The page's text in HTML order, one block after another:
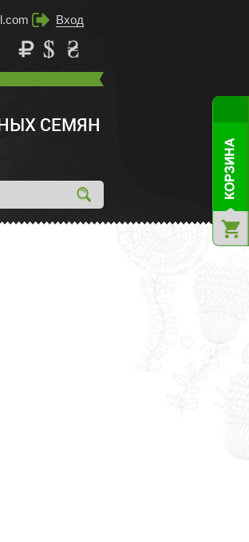
Вход
СЕМЯН